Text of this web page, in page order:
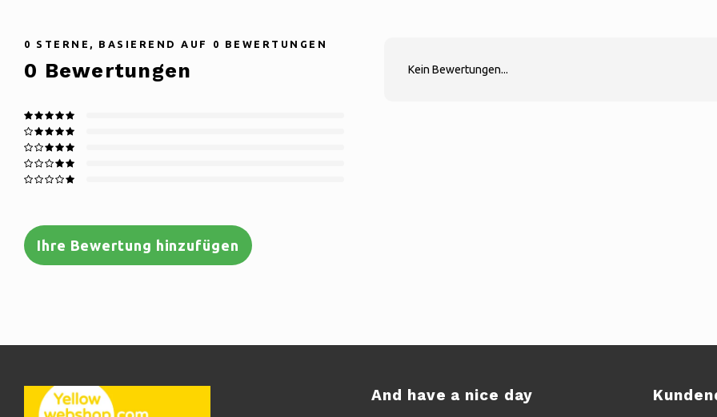
0 STERNE, BASIEREND AUF 0 BEWERTUNGEN
0 Bewertungen
Ihre Bewertung hinzufügen
Kein Bewertungen...
And have a nice day